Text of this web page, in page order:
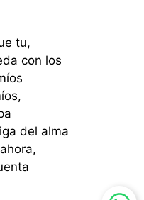
tu,
con los
del alma